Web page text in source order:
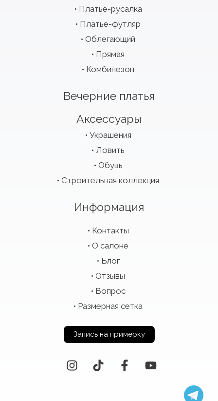
Платье-русалка
Платье-футляр
Облегающий
Прямая
Комбинезон
Вечерние платья
Аксессуары
Украшения
Ловить
Обувь
Строительная коллекция
Информация
Контакты
О салоне
Блог
Отзывы
Вопрос
Размерная сетка
Запись на примерку